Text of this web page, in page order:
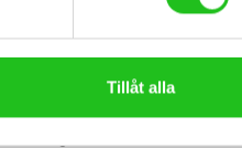
Tillåt alla
Orbeas MyO program. Här
hög funktion och kvalitet för